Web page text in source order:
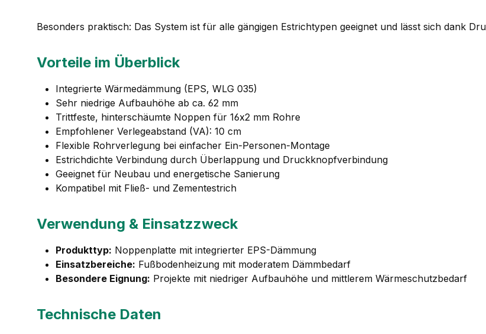
Besonders praktisch: Das System ist für alle gängigen Estrichtypen geeignet und lässt sich dank
Vorteile im Überblick
Integrierte Wärmedämmung (EPS, WLG 035)
Sehr niedrige Aufbauhöhe ab ca. 62 mm
Trittfeste, hinterschäumte Noppen für 16x2 mm Rohre
Empfohlener Verlegeabstand (VA): 10 cm
Flexible Rohrverlegung bei einfacher Ein-Personen-Montage
Estrichdichte Verbindung durch Überlappung und Druckknopfverbindung
Geeignet für Neubau und energetische Sanierung
Kompatibel mit Fließ- und Zementestrich
Verwendung & Einsatzzweck
Produkttyp: Noppenplatte mit integrierter EPS-Dämmung
Einsatzbereiche: Fußbodenheizung mit moderatem Dämmbedarf
Besondere Eignung: Projekte mit niedriger Aufbauhöhe und mittlerem Wärmeschutzbedarf
Technische Daten